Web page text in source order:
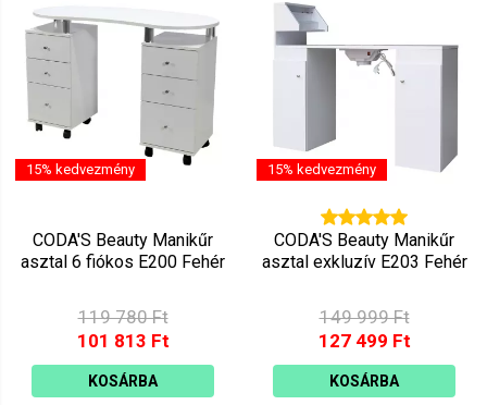
15% kedvezmény
CODA'S Beauty Manikűr
asztal 6 fiókos E200 Fehér
119 780 Ft
101 813 Ft
KOSÁRBA
15% kedvezmény
CODA'S Beauty Manikűr
asztal exkluzív E203 Fehér
149 999 Ft
127 499 Ft
KOSÁRBA